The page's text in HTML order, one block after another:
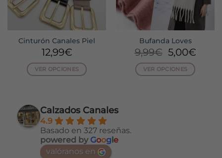
Cinturón Canales Piel
12,99€
VER OPCIONES
múltiples
variantes.
Las
opciones
se
Bufanda Loves
9,99€ El
precio
original
5,00€El
VER OPCIONES
Calzados Canales
4.9
Basado en 327 reseñas.
powered by Goog e
valóranos en